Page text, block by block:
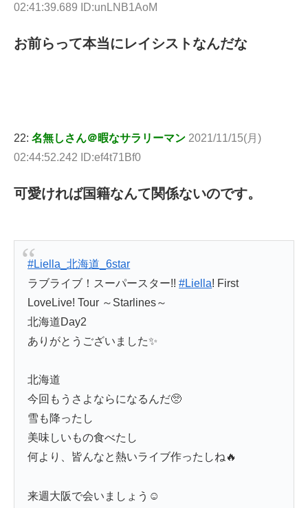
02:41:39.689 ID:unLNB1AoM
お前らって本当にレイシストなんだな
22: 名無しさん＠暇なサラリーマン 2021/11/15(月)
02:44:52.242 ID:ef4t71Bf0
可愛ければ国籍なんて関係ないのです。
#Liella_北海道_6star
ラブライブ！スーパースター!!#Liella! First
LoveLive! Tour ～Starlines～
北海道Day2
ありがとうございました✨
北海道
今回もうさよならになるんだ🥺
雪も降ったし
美味しいもの食べたし
何より、皆んなと熱いライブ作ったしね🔥
来週大阪で会いましょう☺️